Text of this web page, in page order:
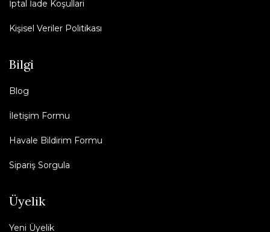
İptal İade Koşullari
Kişisel Veriler Politikası
Bilgi
Blog
İletişim Formu
Havale Bildirim Formu
Sipariş Sorgula
Üyelik
Yeni Üyelik